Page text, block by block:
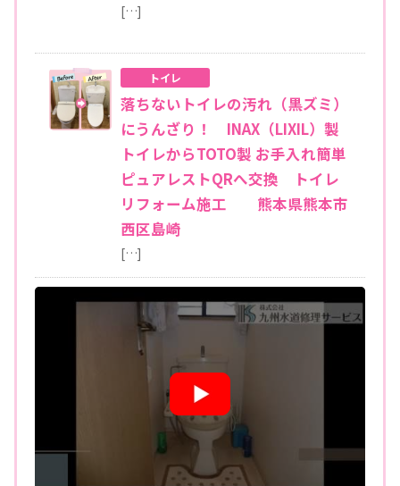
[…]
トイレ
落ちないトイレの汚れ（黒ズミ）
にうんざり！ INAX（LIXIL）製
トイレからTOTO製 お手入れ簡単
ピュアレストQRへ交換 トイレ
リフォーム施工 熊本県熊本市
西区島崎
[…]